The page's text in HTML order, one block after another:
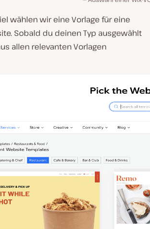
wählen wir eine Vorlage für eine
Sobald du deinen Typ ausgewählt
allen relevanten Vorlagen